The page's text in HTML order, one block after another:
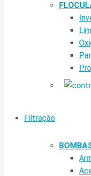
Filtração